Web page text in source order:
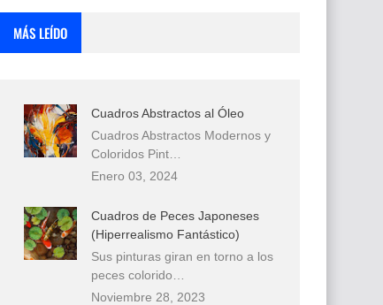
MÁS LEÍDO
Cuadros Abstractos al Óleo
Cuadros Abstractos Modernos y
Coloridos Pint…
Enero 03, 2024
Cuadros de Peces Japoneses
(Hiperrealismo Fantástico)
Sus pinturas giran en torno a los
peces colorido…
Noviembre 28, 2023